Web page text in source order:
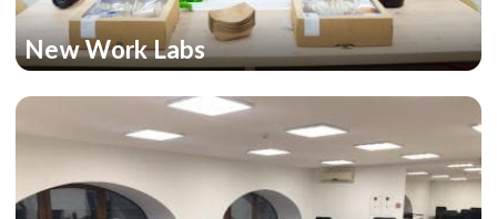
New Work Labs